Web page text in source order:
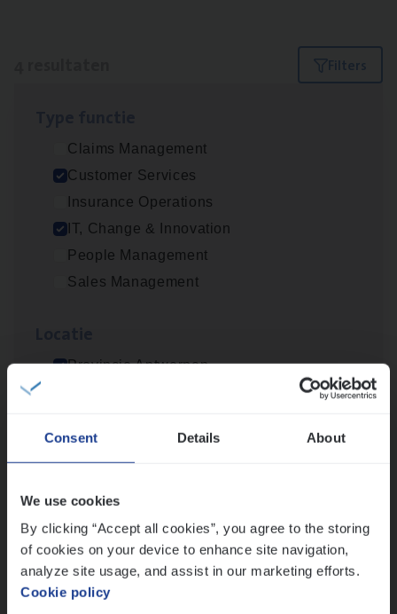
Consent Details About
We use cookies
By clicking “Accept all cookies”, you agree to the storing
of cookies on your device to enhance site navigation,
analyze site usage, and assist in our marketing efforts.
Cookie policy
Filters
Claims Management
Customer Services
Insurance Operations
IT, Change & Innovation
People Management
Sales Management
Provincie Antwerpen
Wis alle filters
Test Ana­lyst
IT, Change & Innovation
Antwerpen
Cus­to­mer Care Expert
Antwerpen
(Agi­le)IT Pro­ject Manager
IT, Change & Innovation
Antwerpen
ITBusi­ness Analyst